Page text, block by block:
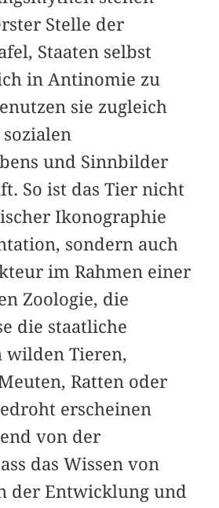
Stelle der
Staaten selbst
in Antinomie zu
sie zugleich
und Sinnbilder
So ist das Tier nicht
Ikonographie
sondern auch
im Rahmen einer
Zoologie, die
die staatliche
wilden Tieren,
Ratten oder
erscheinen
von der
das Wissen von
der Entwicklung und